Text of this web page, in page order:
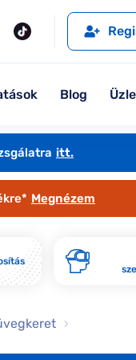
Blog
megtekintése
20% minden
itt.
Megnézem